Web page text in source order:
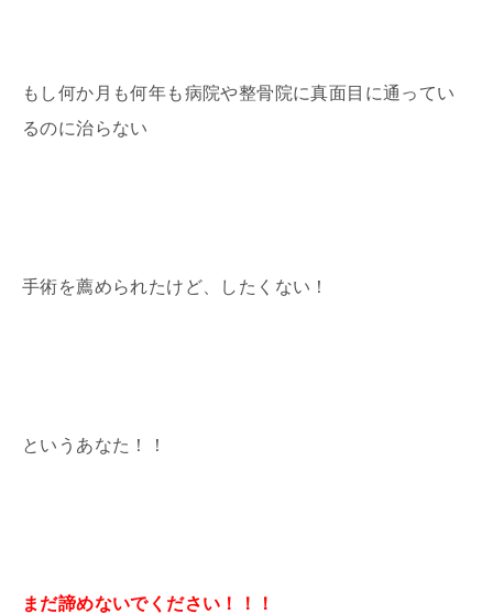
もし何か月も何年も病院や整骨院に真面目に通ってい
るのに治らない
手術を薦められたけど、したくない！
というあなた！！
まだ諦めないでください！！！